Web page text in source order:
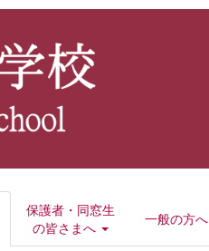
保護者・同窓生
の皆さまへ
一般の方へ